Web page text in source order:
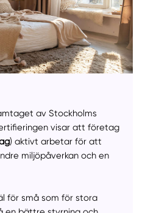
av Stockholms
visar att företag
) aktivt arbetar för att
miljöpåverkan och en
för små som för stora